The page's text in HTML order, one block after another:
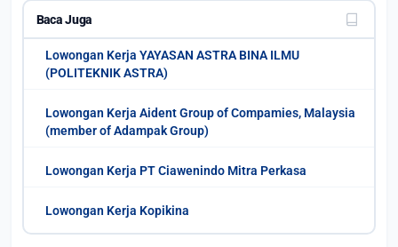
Baca Juga
Lowongan Kerja YAYASAN ASTRA BINA ILMU
(POLITEKNIK ASTRA)
Lowongan Kerja Aident Group of Compamies, Malaysia
(member of Adampak Group)
Lowongan Kerja PT Ciawenindo Mitra Perkasa
Lowongan Kerja Kopikina